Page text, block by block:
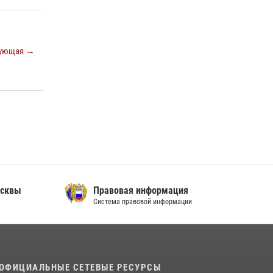
→
Правовая информация
Система правовой информации
СЕТЕВЫЕ РЕСУРСЫ